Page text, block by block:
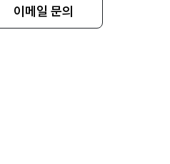
이메일 문의